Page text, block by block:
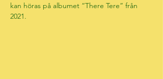
kan höras på albumet “There Tere” från
2021.